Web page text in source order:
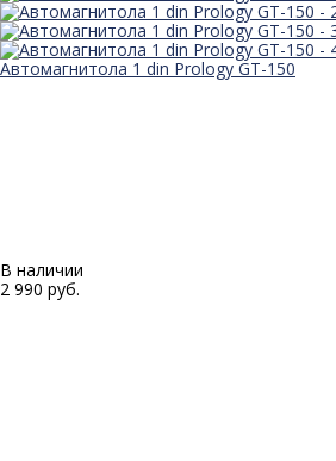
Автомагнитола 1 din Prology GT-150
В наличии
2 990 руб.